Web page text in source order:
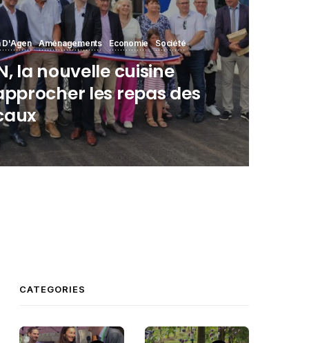
D'Agen Aménagements Economie Société
la nouvelle cuisine
les repas des
CATEGORIES